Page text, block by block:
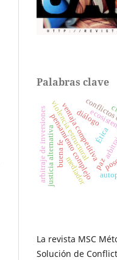
Palabras clave
ventaja competitiva
violencia estructural Ética
pensamiento complejo
diálogo
justicia alternativa
arbitraje de inversiones buena fe paz
mediador
La revista MSC
Solución de